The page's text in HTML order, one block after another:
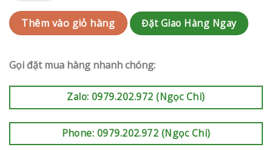
Thêm vào giỏ hàng Đặt Giao Hàng Ngay
Gọi đặt mua hàng nhanh chóng:
Zalo: 0979.202.972 (Ngọc Chi)
Phone: 0979.202.972 (Ngọc Chi)